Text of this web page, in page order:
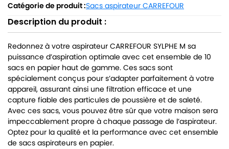
Catégorie de produit :Sacs aspirateur CARREFOUR
Description du produit :
Redonnez à votre aspirateur CARREFOUR SYLPHE M sa
puissance d’aspiration optimale avec cet ensemble de 10
sacs en papier haut de gamme. Ces sacs sont
spécialement conçus pour s’adapter parfaitement à votre
appareil, assurant ainsi une filtration efficace et une
capture fiable des particules de poussière et de saleté.
Avec ces sacs, vous pouvez être sûr que votre maison sera
impeccablement propre à chaque passage de l’aspirateur.
Optez pour la qualité et la performance avec cet ensemble
de sacs aspirateurs en papier.